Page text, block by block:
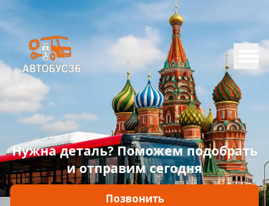
Нужна деталь? Поможем подобрать
и отправим сегодня
Позвонить
Меню
Главная
Каталог
Марки
Информация